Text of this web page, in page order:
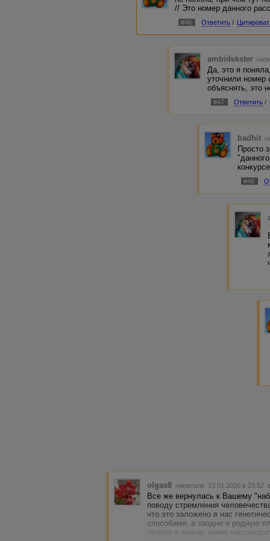
// Это номер данного
#46 Ответить /
ambidekster
Да, это я
уточнили номер
объяснять, это
#47 Ответить /
badhit
Просто
#48
olgas8 написала 13.01.2020 в 23:52
Все же вернулась к Вашему
поводу стремления
что это заложено в нас
способами, а заодно и родную
люблю в жизни, умею